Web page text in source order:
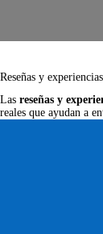
Reseñas y
Las reseñas y
reales que ayudan a